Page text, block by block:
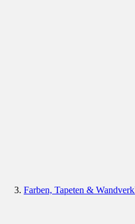
Farben, Tapeten &